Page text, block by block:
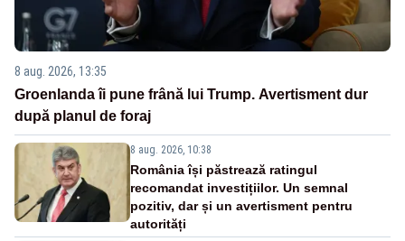
8 aug. 2026, 13:35
Groenlanda îi pune frână lui Trump. Avertisment dur
după planul de foraj
8 aug. 2026, 10:38
România își păstrează ratingul
recomandat investițiilor. Un semnal
pozitiv, dar și un avertisment pentru
autorități